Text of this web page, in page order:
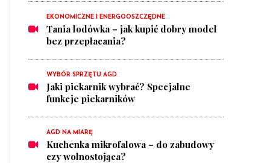
EKONOMICZNE I ENERGOOSZCZĘDNE
Tania lodówka – jak kupić dobry model
bez przepłacania?
WYBÓR SPRZĘTU AGD
Jaki piekarnik wybrać? Specjalne
funkcje piekarników
AGD NA MIARĘ
Kuchenka mikrofalowa – do zabudowy
czy wolnostojąca?